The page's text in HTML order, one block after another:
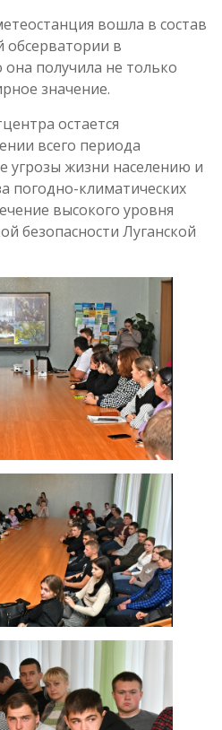
вошла в состав
обсерватории в
она получила не только
значение.
остается
всего периода
угрозы жизни населению и
погодно-климатических
высокого уровня
безопасности Луганской